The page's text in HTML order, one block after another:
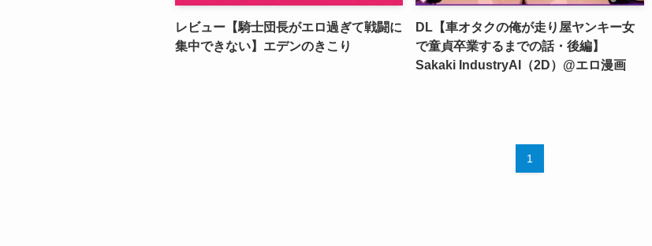
レビュー【騎士団長がエロ過ぎて戦闘に
集中できない】エデンのきこり
DL【車オタクの俺が走り屋ヤンキー女
で童貞卒業するまでの話・後編】
Sakaki IndustryAI（2D）@エロ漫画
1